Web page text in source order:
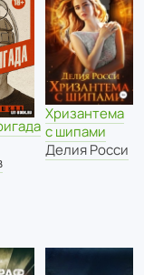
Хризантема
с шипами
Делия Росси